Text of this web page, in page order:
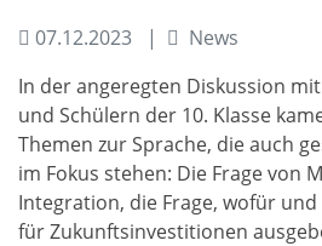
07.12.2023
News
In der angeregten Diskussion
und Schülern der 10. Klasse
Themen zur Sprache, die auch
im Fokus stehen: Die Frage von
Integration, die Frage, wofür
für Zukunftsinvestitionen